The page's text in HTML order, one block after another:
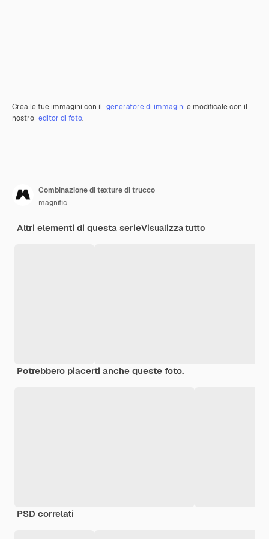
Crea le tue immagini con il generatore di immagini e modificale con il
nostro editor di foto.
Combinazione di texture di trucco
magnific
Altri elementi di questa serieVisualizza tutto
Potrebbero piacerti anche queste foto.
PSD correlati